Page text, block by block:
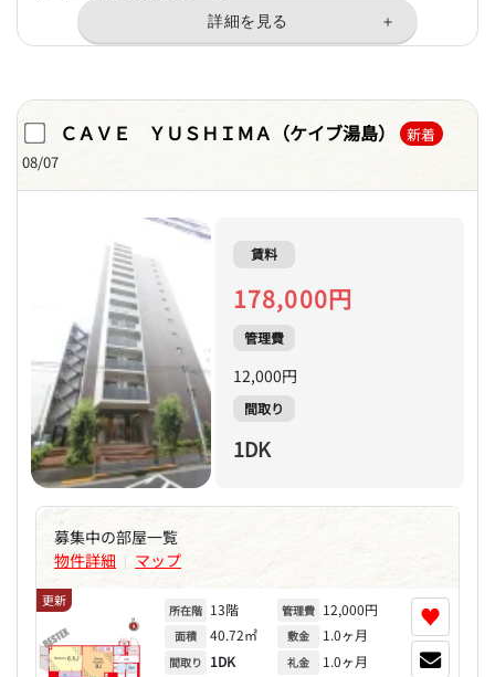
ＣＡＶＥ ＹＵＳＨＩＭＡ（ケイブ湯島）
新着
08/07
賃料
178,000円
管理費
12,000円
間取り
1DK
募集中の部屋一覧
物件詳細 | マップ
更新
所在階 13階
面積 40.72㎡
間取り 1DK
管理費 12,000円
敷金 1.0ヶ月
礼金 1.0ヶ月
♥